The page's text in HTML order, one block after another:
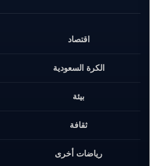
اقتصاد
الكرة السعودية
بيئة
ثقافة
رياضات أخرى